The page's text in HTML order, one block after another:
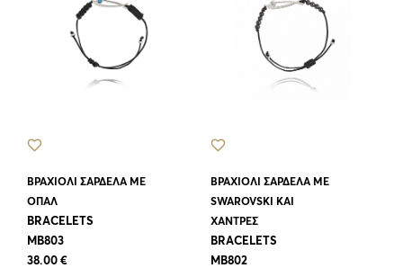
ΒΡΑΧΙΟΛΙ ΣΑΡΔΕΛΑ ΜΕ
ΟΠΑΛ
BRACELETS
MB803
38.00 €
ΒΡΑΧΙΟΛΙ ΣΑΡΔΕΛΑ ΜΕ
SWAROVSKI ΚΑΙ
ΧΑΝΤΡΕΣ
BRACELETS
MB802